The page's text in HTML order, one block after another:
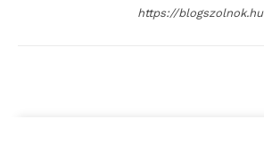
https://blogszolnok.hu